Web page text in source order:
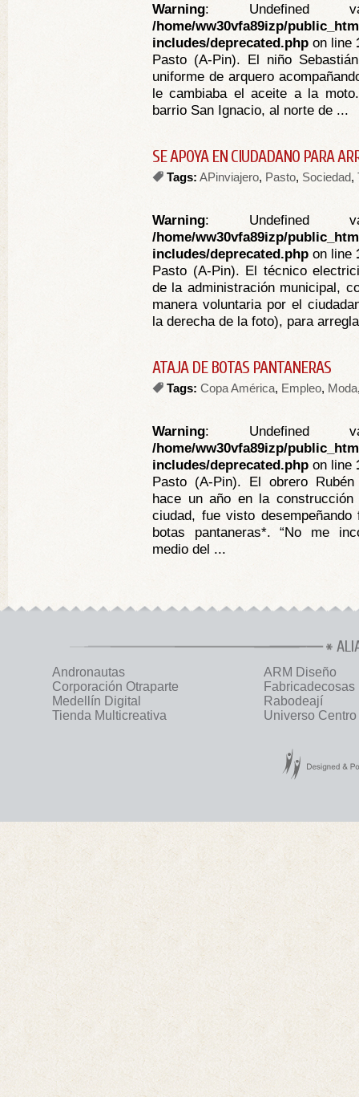
Warning: Undefined
/home/ww30vfa89izp/
includes/deprecated.php on line
Pasto (A-Pin). El niño
uniforme de arquero
le cambiaba el aceite a la
barrio San Ignacio, al norte de ...
SE APOYA EN CIUDADANO PARA
Tags: APinviajero, Pasto, Sociedad,
Warning: Undefined
/home/ww30vfa89izp/
includes/deprecated.php on line
Pasto (A-Pin). El técnico
de la administración municipal,
manera voluntaria por el
la derecha de la foto), para
ATAJA DE BOTAS PANTANERAS
Tags: Copa América, Empleo, Moda
Warning: Undefined
/home/ww30vfa89izp/
includes/deprecated.php on line
Pasto (A-Pin). El obrero
hace un año en la
ciudad, fue visto
botas pantaneras*. “No me
medio del ...
Andronautas
ARM Diseño
Corporación Otraparte
Fabricadecosas
Medellín Digital
Rabodeají
Tienda Multicreativa
Universo Centro